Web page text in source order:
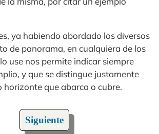
ya habiendo abordado los diversos
de panorama, en cualquiera de los
use nos permite indicar siempre
y que se distingue justamente
horizonte que abarca o cubre.
Siguiente